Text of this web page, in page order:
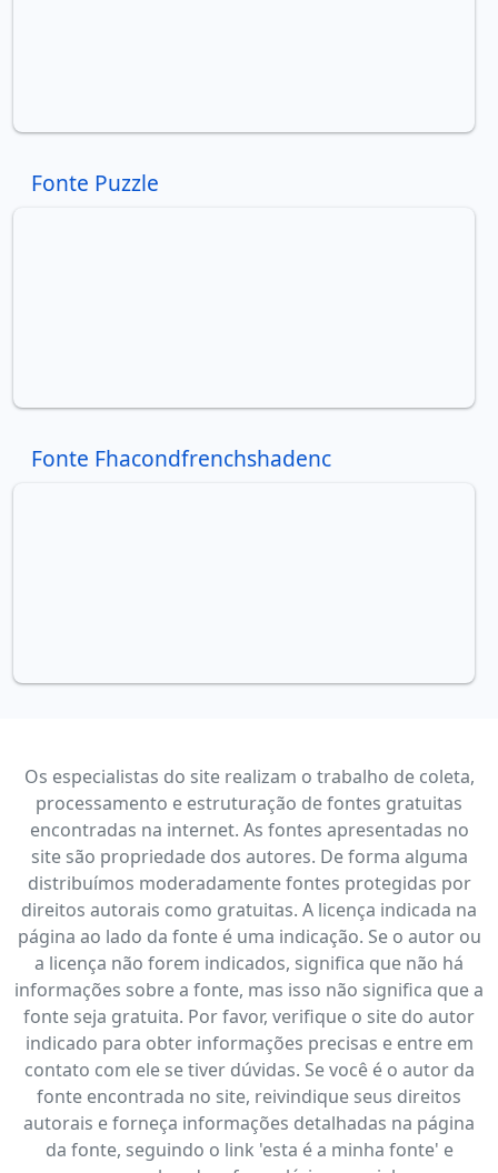
Fonte Puzzle
Fonte Fhacondfrenchshadenc
Os especialistas do site realizam o trabalho de coleta,
processamento e estruturação de fontes gratuitas
encontradas na internet. As fontes apresentadas no
site são propriedade dos autores. De forma alguma
distribuímos moderadamente fontes protegidas por
direitos autorais como gratuitas. A licença indicada na
página ao lado da fonte é uma indicação. Se o autor ou
a licença não forem indicados, significa que não há
informações sobre a fonte, mas isso não significa que a
fonte seja gratuita. Por favor, verifique o site do autor
indicado para obter informações precisas e entre em
contato com ele se tiver dúvidas. Se você é o autor da
fonte encontrada no site, reivindique seus direitos
autorais e forneça informações detalhadas na página
da fonte, seguindo o link 'esta é a minha fonte' e